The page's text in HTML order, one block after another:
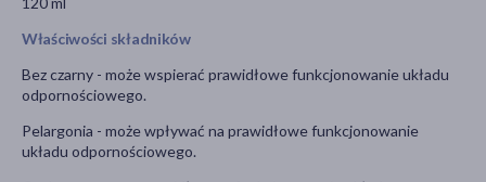
Właściwości składników
Bez czarny - może wspierać prawidłowe funkcjonowanie układu
odpornościowego.
Pelargonia - może wpływać na prawidłowe funkcjonowanie
układu odpornościowego.